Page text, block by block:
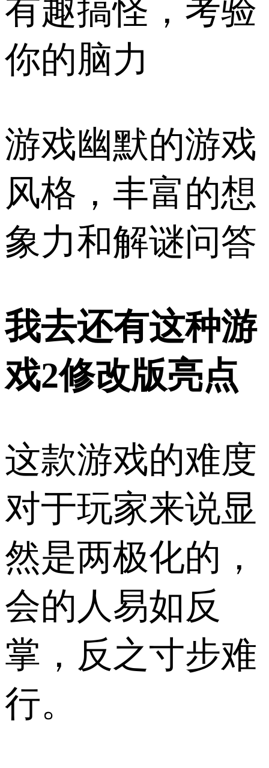
有趣搞怪，考验
你的脑力
游戏幽默的游戏
风格，丰富的想
象力和解谜问答
我去还有这种游
戏2修改版亮点
这款游戏的难度
对于玩家来说显
然是两极化的，
会的人易如反
掌，反之寸步难
行。